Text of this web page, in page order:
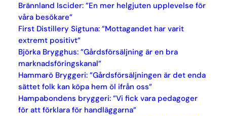
Brännland Iscider: ”En mer helgjuten upplevelse för
våra besökare”
First Distillery Sigtuna: ”Mottagandet har varit
extremt positivt”
Björka Brygghus: ”Gårdsförsäljning är en bra
marknadsföringskanal”
Hammarö Bryggeri: ”Gårdsförsäljningen är det enda
sättet folk kan köpa hem öl ifrån oss”
Hampabondens bryggeri: ”Vi fick vara pedagoger
för att förklara för handläggarna”